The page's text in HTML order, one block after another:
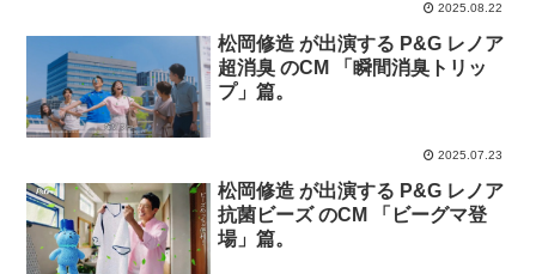
2025.08.22
松岡修造 が出演する P&G レノア
超消臭 のCM 「瞬間消臭トリッ
プ」篇。
2025.07.23
松岡修造 が出演する P&G レノア
抗菌ビーズ のCM 「ビーグマ登
場」篇。